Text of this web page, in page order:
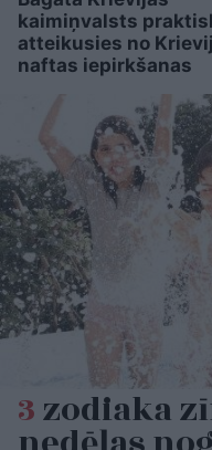
kaimiņvalsts
atteikusies no
naftas iepirkšanas
3zodiaka